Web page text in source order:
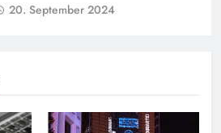
20. September 2024